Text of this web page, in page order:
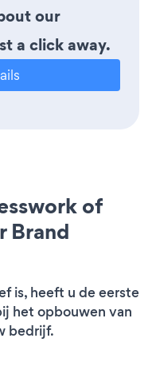
our
a click away.
of
Brand
is, heeft u de eerste
het opbouwen van
bedrijf.